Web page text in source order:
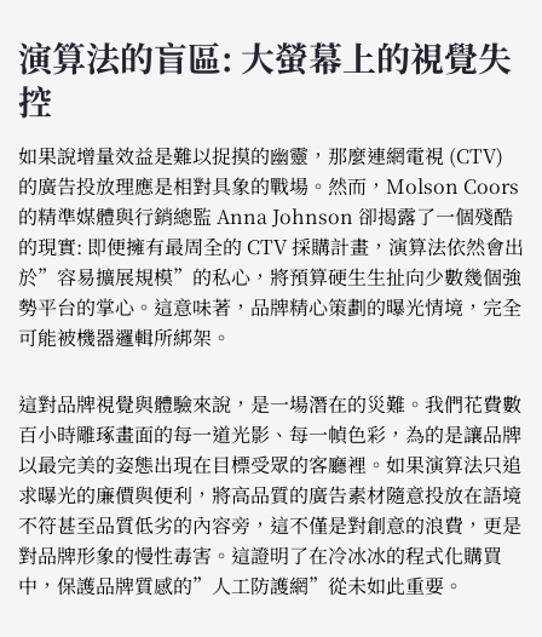
演算法的盲區: 大螢幕上的視覺失
控
如果說增量效益是難以捉摸的幽靈，那麼連網電視 (CTV)
的廣告投放理應是相對具象的戰場。然而，Molson Coors
的精準媒體與行銷總監 Anna Johnson 卻揭露了一個殘酷
的現實: 即便擁有最周全的 CTV 採購計畫，演算法依然會出
於”容易擴展規模”的私心，將預算硬生生扯向少數幾個強
勢平台的掌心。這意味著，品牌精心策劃的曝光情境，完全
可能被機器邏輯所綁架。
這對品牌視覺與體驗來說，是一場潛在的災難。我們花費數
百小時雕琢畫面的每一道光影、每一幀色彩，為的是讓品牌
以最完美的姿態出現在目標受眾的客廳裡。如果演算法只追
求曝光的廉價與便利，將高品質的廣告素材隨意投放在語境
不符甚至品質低劣的內容旁，這不僅是對創意的浪費，更是
對品牌形象的慢性毒害。這證明了在冷冰冰的程式化購買
中，保護品牌質感的”人工防護網”從未如此重要。